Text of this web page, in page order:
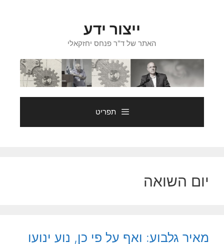
ייצור ידע
האתר של ד"ר פנחס יחזקאלי
תפריט
יום השואה
מאיר גלבוע: ואף על פי כן, נוע ינועו